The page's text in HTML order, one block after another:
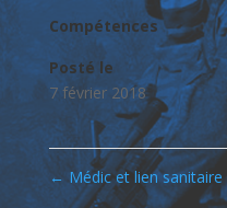
Compétences
Posté le
7 février 2018
← Médic et lien sanitaire